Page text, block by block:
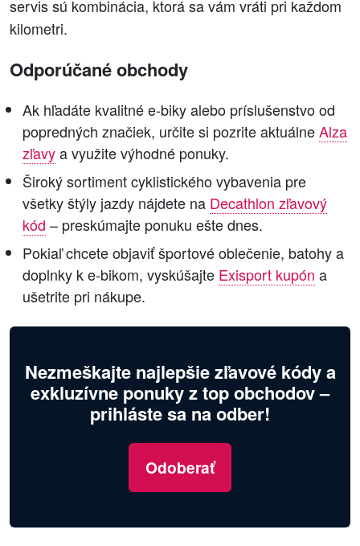
servis sú kombinácia, ktorá sa vám vráti pri každom
kilometri.
Odporúčané obchody
Ak hľadáte kvalitné e-biky alebo príslušenstvo od
popredných značiek, určite si pozrite aktuálneAlza
zľavya využite výhodné ponuky.
Široký sortiment cyklistického vybavenia pre
všetky štýly jazdy nájdete na Decathlon zľavový
kód – preskúmajte ponuku ešte dnes.
Pokiaľ chcete objaviť športové oblečenie, batohy a
doplnky k e‑bikom, vyskúšajte Exisport kupón a
ušetrite pri nákupe.
Nezmeškajte najlepšie zľavové kódy a
exkluzívne ponuky z top obchodov –
prihláste sa na odber!
Odoberať